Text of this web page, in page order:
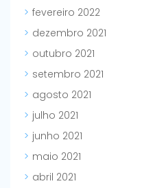
fevereiro 2022
dezembro 2021
outubro 2021
setembro 2021
agosto 2021
julho 2021
junho 2021
maio 2021
abril 2021